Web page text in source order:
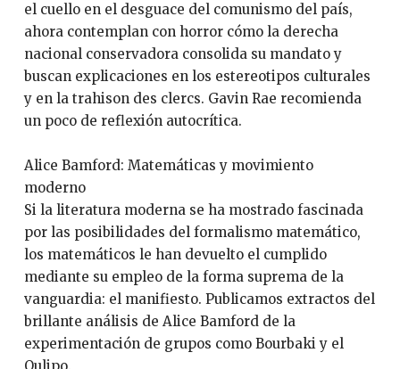
el cuello en el desguace del comunismo del país,
ahora contemplan con horror cómo la derecha
nacional conservadora consolida su mandato y
buscan explicaciones en los estereotipos culturales
y en la trahison des clercs. Gavin Rae recomienda
un poco de reflexión autocrítica.
Alice Bamford: Matemáticas y movimiento
moderno
Si la literatura moderna se ha mostrado fascinada
por las posibilidades del formalismo matemático,
los matemáticos le han devuelto el cumplido
mediante su empleo de la forma suprema de la
vanguardia: el manifiesto. Publicamos extractos del
brillante análisis de Alice Bamford de la
experimentación de grupos como Bourbaki y el